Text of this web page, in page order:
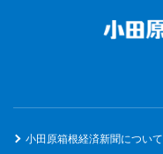
小田原箱根経済新聞について